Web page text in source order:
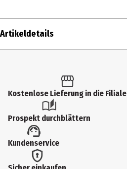
Artikeldetails
Produkttyp
Produkteigenschaft
hitzebständig|antihaftbeschichtet
Durchmesser
Kostenlose Lieferung in die Filiale
Prospekt durchblättern
Kundenservice